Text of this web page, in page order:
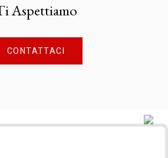
Aspettiamo
CONTATTACI